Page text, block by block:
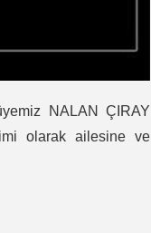
NALAN ÇIRAY
olarak ailesine ve